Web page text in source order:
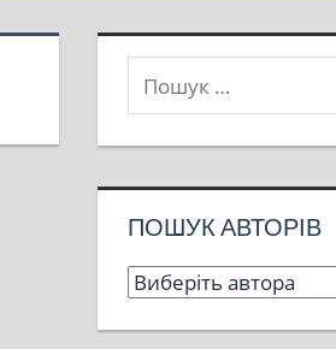
ПОШУК АВТОРІВ